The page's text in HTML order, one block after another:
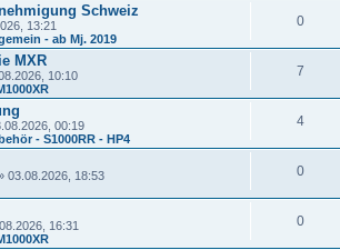
Schweiz
13:21
- ab Mj. 2019
0
MXR
10:10
7
00:19
- S1000RR - HP4
4
03.08.2026, 18:53
0
16:31
0